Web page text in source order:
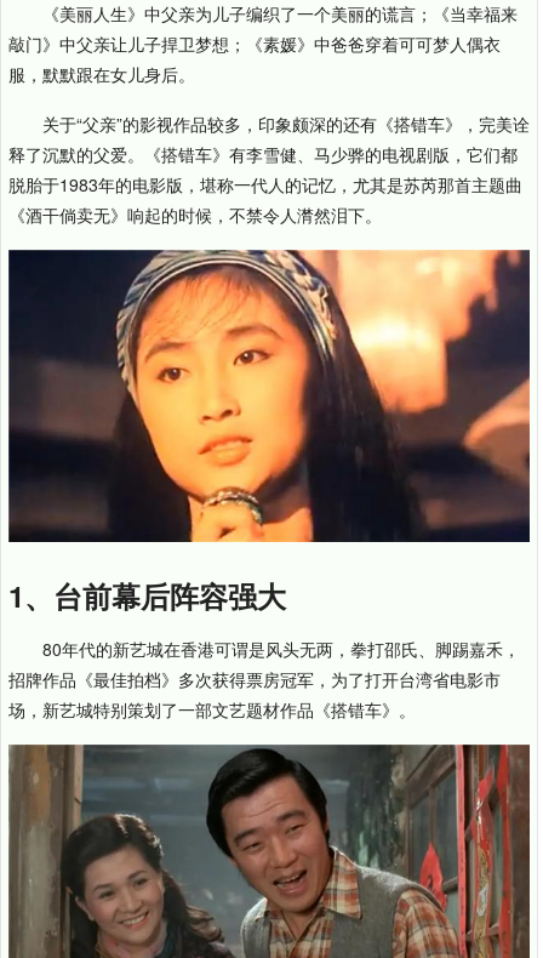
《美丽人生》中父亲为儿子编织了一个美丽的谎言；《当幸福来
敲门》中父亲让儿子捍卫梦想；《素媛》中爸爸穿着可可梦人偶衣
服，默默跟在女儿身后。
关于“父亲”的影视作品较多，印象颇深的还有《搭错车》，完美诠
释了沉默的父爱。《搭错车》有李雪健、马少骅的电视剧版，它们都
脱胎于1983年的电影版，堪称一代人的记忆，尤其是苏芮那首主题曲
《酒干倘卖无》响起的时候，不禁令人潸然泪下。
1、台前幕后阵容强大
80年代的新艺城在香港可谓是风头无两，拳打邵氏、脚踢嘉禾，
招牌作品《最佳拍档》多次获得票房冠军，为了打开台湾省电影市
场，新艺城特别策划了一部文艺题材作品《搭错车》。